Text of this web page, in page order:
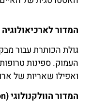
המדור
גולת הכותרת עבור
העמוק. ספינות
ואפילו שאריות של
המדור הוולקנולוגי (Vulcanological Section): מסע גיאולוגי